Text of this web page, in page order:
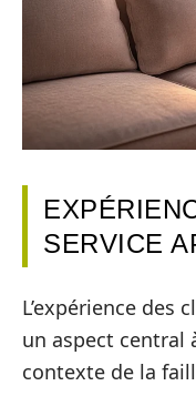
SERVICE
L’expérience des
un aspect central
contexte de la